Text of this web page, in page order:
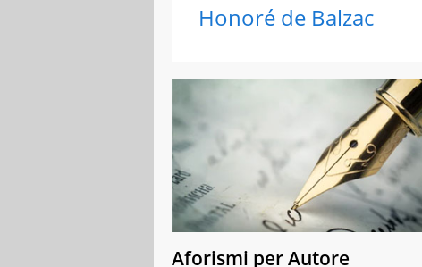
Honoré de Balzac
Aforismi per Autore